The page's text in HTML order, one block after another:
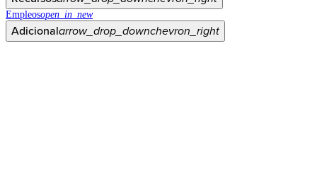
Empleosopen_in_new
Adicionalarrow_drop_downchevron_right